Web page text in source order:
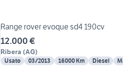
Range rover evoque sd4 190cv
12.000 €
Ribera (AG)
Usato 03/2013 16000 Km Diesel